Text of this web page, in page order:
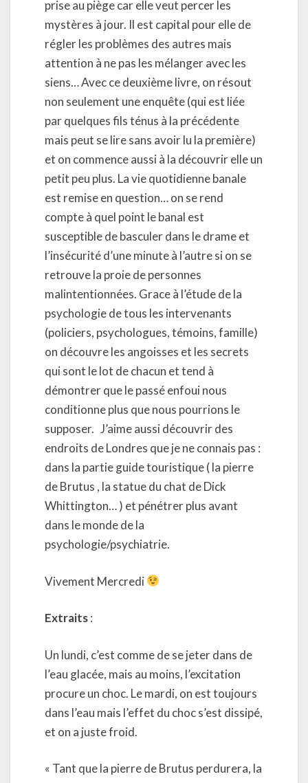
prise au piège car elle veut percer les
mystères à jour. Il est capital pour elle de
régler les problèmes des autres mais
attention à ne pas les mélanger avec les
siens… Avec ce deuxième livre, on résout
non seulement une enquête (qui est liée
par quelques fils ténus à la précédente
mais peut se lire sans avoir lu la première)
et on commence aussi à la découvrir elle un
petit peu plus. La vie quotidienne banale
est remise en question… on se rend
compte à quel point le banal est
susceptible de basculer dans le drame et
l’insécurité d’une minute à l’autre si on se
retrouve la proie de personnes
malintentionnées. Grace à l’étude de la
psychologie de tous les intervenants
(policiers, psychologues, témoins, famille)
on découvre les angoisses et les secrets
qui sont le lot de chacun et tend à
démontrer que le passé enfoui nous
conditionne plus que nous pourrions le
supposer. J’aime aussi découvrir des
endroits de Londres que je ne connais pas :
dans la partie guide touristique ( la pierre
de Brutus , la statue du chat de Dick
Whittington… ) et pénétrer plus avant
dans le monde de la
psychologie/psychiatrie.
Vivement Mercredi
Extraits:
Un lundi, c’est comme de se jeter dans de
l’eau glacée, mais au moins, l’excitation
procure un choc. Le mardi, on est toujours
dans l’eau mais l’effet du choc s’est dissipé,
et on a juste froid.
« Tant que la pierre de Brutus perdurera, la